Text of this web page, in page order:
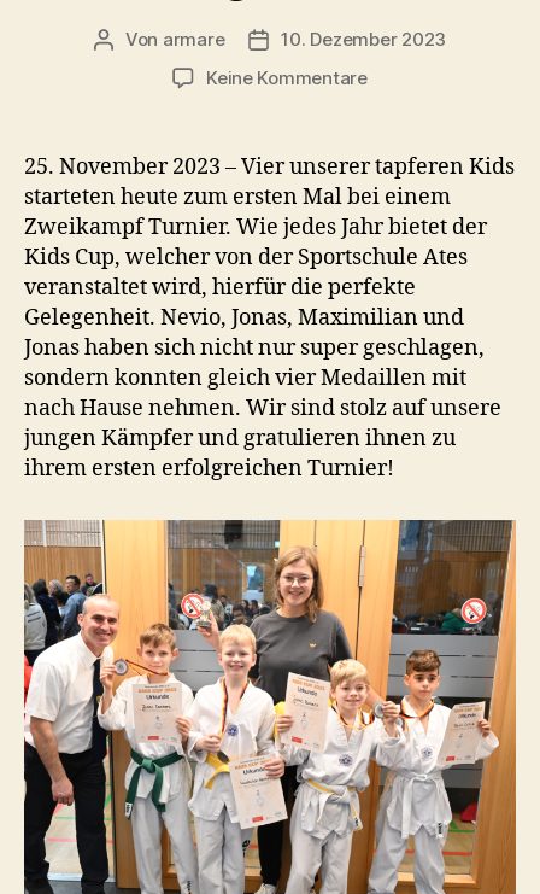
Beitragsautor
Von armare Beitragsdatum
10. Dezember 2023
Keine Kommentarezu
2023
in
Gengenbach
25. November 2023 – Vier unserer tapferen Kids
starteten heute zum ersten Mal bei einem
Zweikampf Turnier. Wie jedes Jahr bietet der
Kids Cup, welcher von der Sportschule Ates
veranstaltet wird, hierfür die perfekte
Gelegenheit. Nevio, Jonas, Maximilian und
Jonas haben sich nicht nur super geschlagen,
sondern konnten gleich vier Medaillen mit
nach Hause nehmen. Wir sind stolz auf unsere
jungen Kämpfer und gratulieren ihnen zu
ihrem ersten erfolgreichen Turnier!